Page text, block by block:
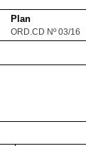
Plan
ORD.CD Nº 03/16